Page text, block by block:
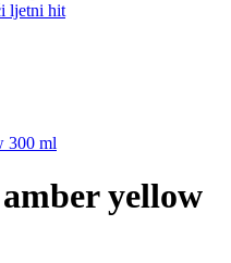
ljetni hit
300 ml
yellow